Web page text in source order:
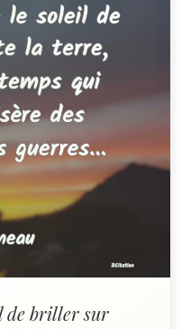
de briller sur